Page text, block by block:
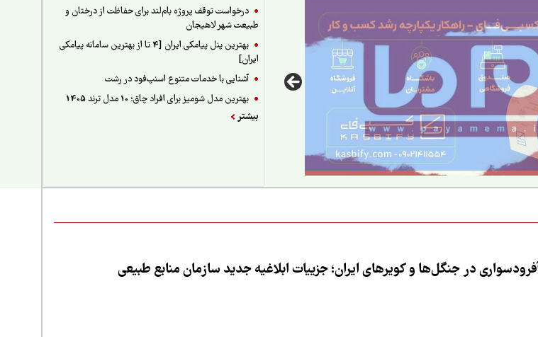
درخواست توقف پروژه بام‌لند برای حفاظت از درختان و
طبیعت شهر لاهیجان
بهترین پنل پیامکی ایران [4 تا از بهترین سامانه پیامکی
ایران]
آشنایی با خدمات متنوع اسنپ‌فود در رشت
بهترین مدل شومیز برای افراد چاق؛ 10 مدل ترند 1405
بیشتر
در جنگل‌ها و کویرهای ایران؛ جزییات ابلاغیه جدید سازمان منابع طبیعی